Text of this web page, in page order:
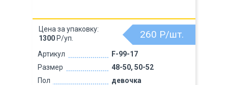
Артикул
F-99-17
Размер
48-50, 50-52
Пол
девочка
260 Р/шт.
Цена за упаковку:
1300 Р/уп.